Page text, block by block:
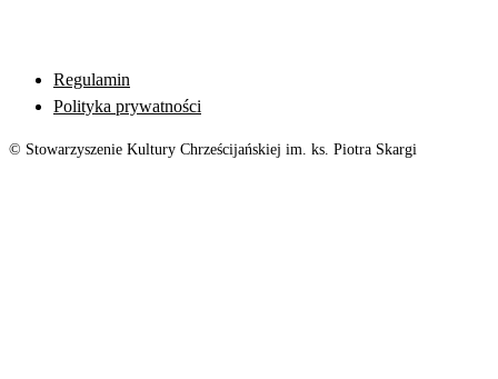
Regulamin
Polityka prywatności
© Stowarzyszenie Kultury Chrześcijańskiej im. ks. Piotra Skargi